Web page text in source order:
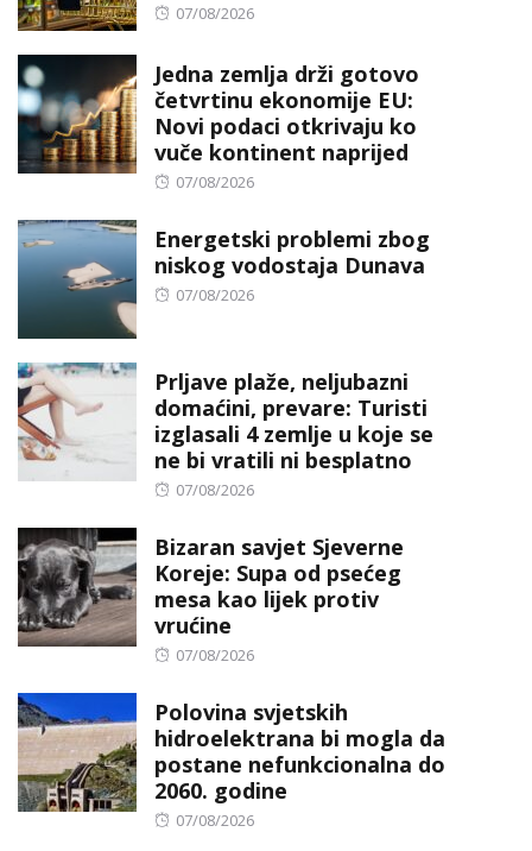
Posted
07/08/2026
Jedna zemlja drži gotovo
četvrtinu ekonomije EU:
Novi podaci otkrivaju ko
vuče kontinent naprijed
Posted
07/08/2026
Energetski problemi zbog
niskog vodostaja Dunava
Posted
07/08/2026
Prljave plaže, neljubazni
domaćini, prevare: Turisti
izglasali 4 zemlje u koje se
ne bi vratili ni besplatno
Posted
07/08/2026
Bizaran savjet Sjeverne
Koreje: Supa od psećeg
mesa kao lijek protiv
vrućine
Posted
07/08/2026
Polovina svjetskih
hidroelektrana bi mogla da
postane nefunkcionalna do
2060. godine
Posted
07/08/2026